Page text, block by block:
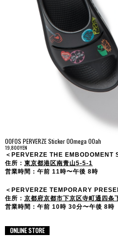
OOFOS PERVERZE Sticker OOmega OOah
19,800YEN
＜PERVERZE THE EMBODOMENT
住所： 東京都港区南青山5-5-1
営業時間：午前 11時〜午後 8時
＜PERVERZE TEMPORARY
住所： 京都府京都市下京区寺町通四条
営業時間：午前 10時 30分〜午後 8時
ONLINE STORE